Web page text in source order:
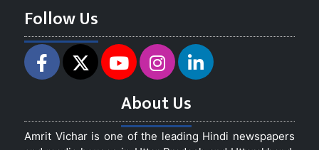
Follow Us
About Us
Amrit Vichar is one of the leading Hindi newspapers